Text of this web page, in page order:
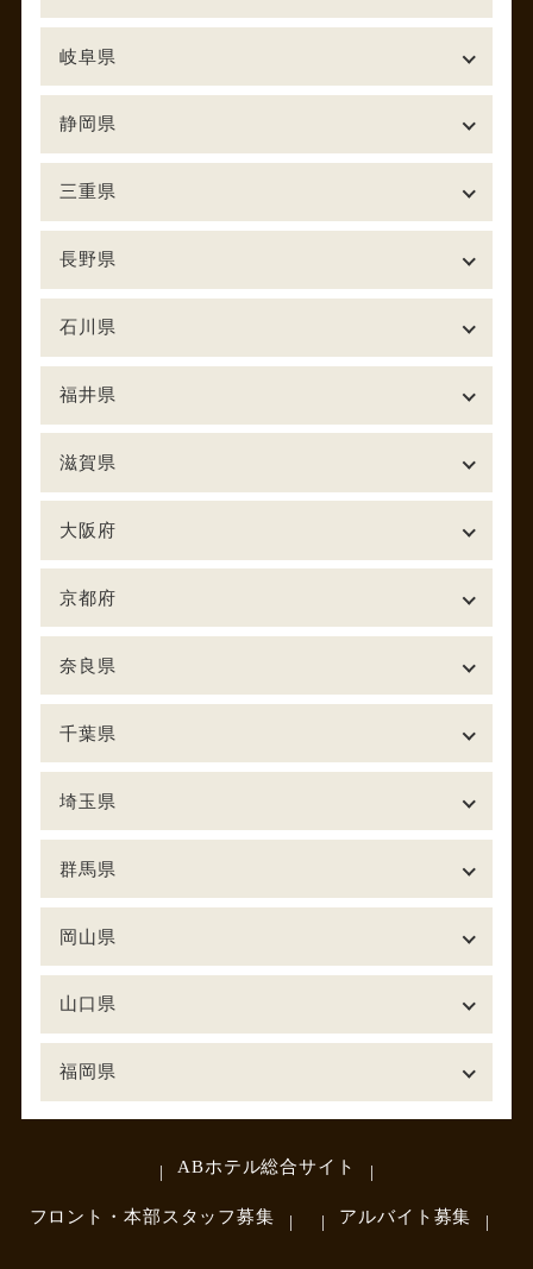
岐阜県
静岡県
三重県
長野県
石川県
福井県
滋賀県
大阪府
京都府
奈良県
千葉県
埼玉県
群馬県
岡山県
山口県
福岡県
ABホテル総合サイト
フロント・本部スタッフ募集 アルバイト募集